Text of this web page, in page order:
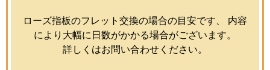
ローズ指板のフレット交換の場合の目安です、 内容
により大幅に日数がかかる場合がございます。
詳しくはお問い合わせください。